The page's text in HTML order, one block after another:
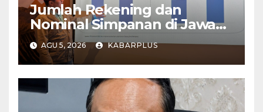
Jumlah Rekening dan
Nominal Simpanan di Jawa
Timur Meningkat 1,17% Year
on Year.
AGU 5, 2026 KABARPLUS